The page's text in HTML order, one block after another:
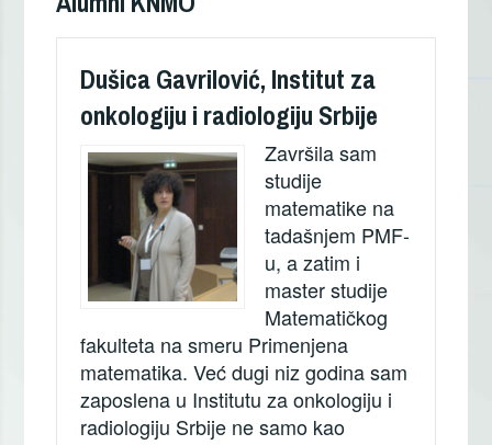
Dušica Gavrilović, Institut za
onkologiju i radiologiju Srbije
Završila sam
studije
matematike na
tadašnjem PMF-
u, a zatim i
master studije
Matematičkog
fakulteta na smeru Primenjena
matematika. Već dugi niz godina sam
zaposlena u Institutu za onkologiju i
radiologiju Srbije ne samo kao